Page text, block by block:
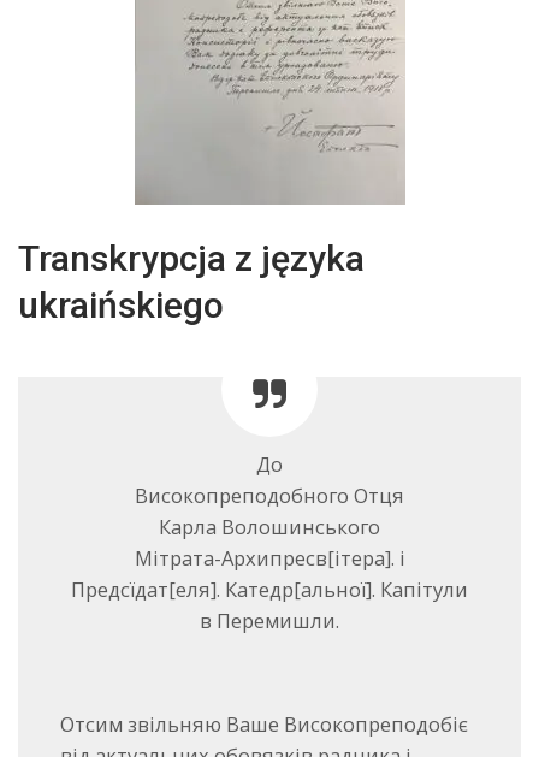
Transkrypcja z języka
ukraińskiego
До
Високопреподобного Отця
Карла Волошинського
Мітрата-Архипресв[ітера]. і
Предсїдат[еля]. Катедр[альної]. Капітули
в Перемишли.
Отсим звільняю Ваше Високопреподобіє